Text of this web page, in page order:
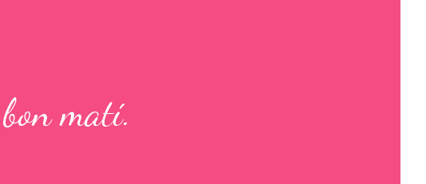
matí.